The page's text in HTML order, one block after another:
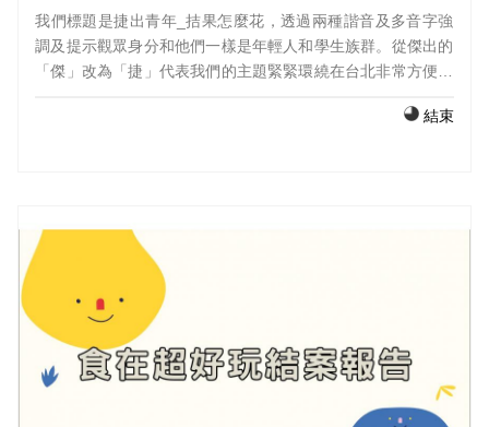
我們標題是捷出青年_拮果怎麼花，透過兩種諧音及多音字強
調及提示觀眾身分和他們一樣是年輕人和學生族群。從傑出的
「傑」改為「捷」代表我們的主題緊緊環繞在台北非常方便的
字代表了當代大學生、小資族，生活上必須先思考如何將有限
結束